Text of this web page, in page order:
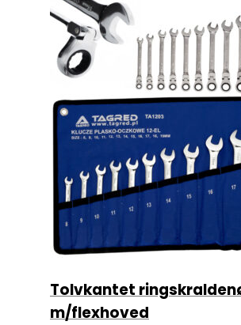
Tolvkantet
m/flexhoved